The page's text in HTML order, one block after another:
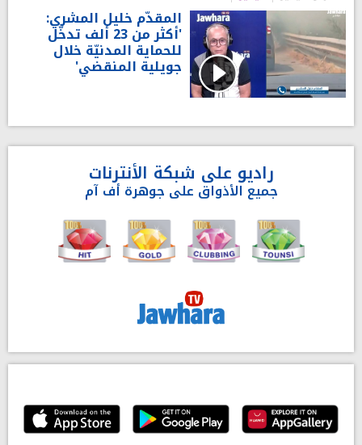
المقدّم خليل المشري:
'أكثر من 23 ألف تدخّل
للحماية المدنيّة خلال
جويلية المنقضي'
راديو على شبكة الأنترنات
جميع الأذواق على جوهرة أف آم